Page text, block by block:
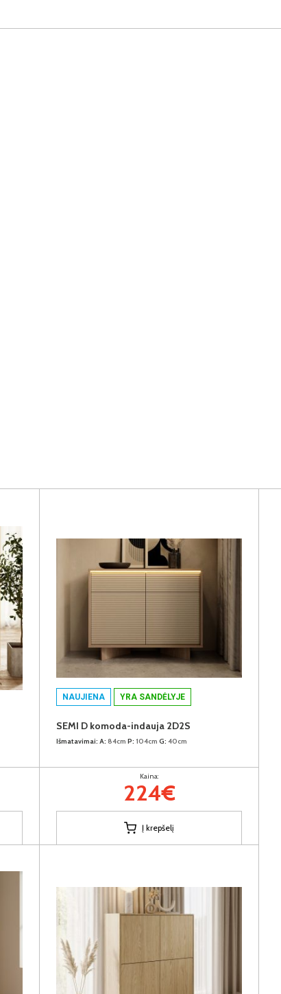
NAUJIENA YRA SANDĖLYJE
SEMI D komoda-indauja 2D2S
Išmatavimai: A: 84cm P: 104cm G: 40cm
Kaina:
224€
Į krepšelį